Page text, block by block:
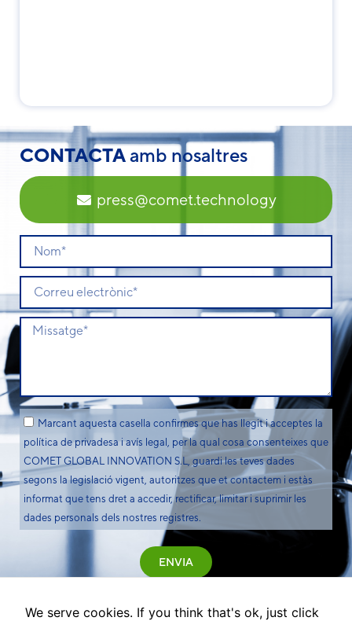
CONTACTAamb nosaltres
press@comet.technology
Marcant aquesta casella confirmes que has llegit i acceptes la
política de privadesa i avís legal, per la qual cosa consenteixes que
COMET GLOBAL INNOVATION S.L, guardi les teves dades
segons la legislació vigent, autoritzes que et contactem i estàs
informat que tens dret a accedir, rectificar, limitar i suprimir les
dades personals dels nostres registres.
ENVIA
We serve cookies. If you think that's ok, just click